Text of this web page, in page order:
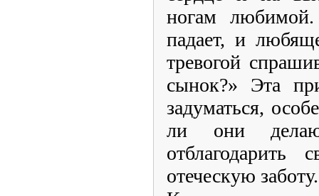
ногам
падает, и
тревогой
сынок?» Эта
задуматься,
ли они
отблагодарить
отеческую заботу.